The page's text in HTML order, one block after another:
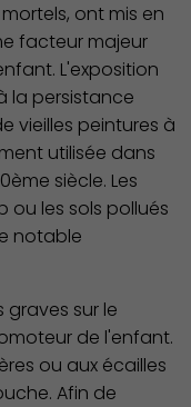
deont mis en
facteur majeur
L'exposition
la persistance
vieilles peintures à
utilisée dans
siècle. Les
ou les sols pollués
notable
sur le
de l'enfant.
ou aux écailles
Afin de